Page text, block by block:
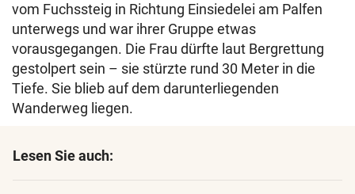
vom Fuchssteig in Richtung Einsiedelei am Palfen
unterwegs und war ihrer Gruppe etwas
vorausgegangen. Die Frau dürfte laut Bergrettung
gestolpert sein – sie stürzte rund 30 Meter in die
Tiefe. Sie blieb auf dem darunterliegenden
Wanderweg liegen.
Lesen Sie auch: